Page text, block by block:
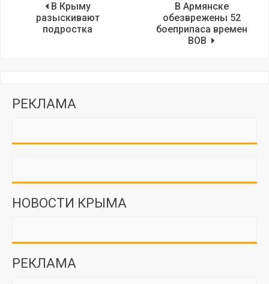
В Крыму
разыскивают
подростка
В Армянске
обезврежены 52
боеприпаса времен
ВОВ
РЕКЛАМА
НОВОСТИ КРЫМА
РЕКЛАМА